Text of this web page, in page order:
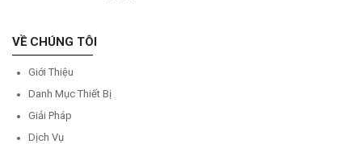
VỀ CHÚNG TÔI
Giới Thiệu
Danh Mục Thiết Bị
Giải Pháp
Dịch Vụ